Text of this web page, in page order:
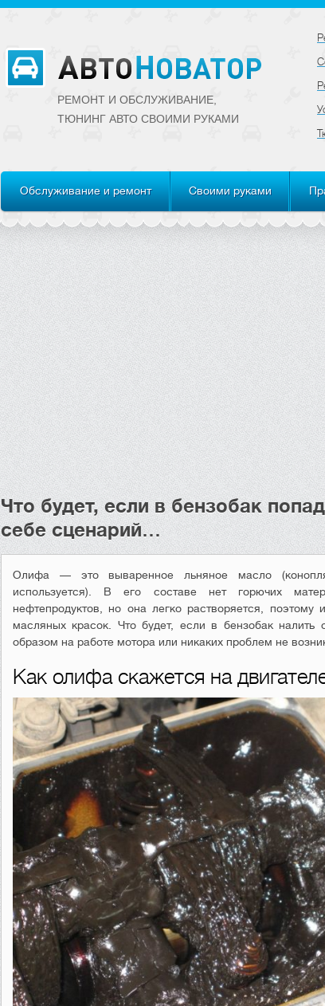
РЕМОНТ И ОБСЛУЖИВАНИЕ,
ТЮНИНГ АВТО CВОИМИ РУКАМИ
Обслуживание и ремонт Своими руками
Что будет, если в бензобак
себе сценарий…
Олифа — это вываренное льняное масло
используется). В его составе нет горючих
нефтепродуктов, но она легко растворяется, поэтому
масляных красок. Что будет, если в бензобак налить
образом на работе мотора или никаких проблем не
Как олифа скажется на